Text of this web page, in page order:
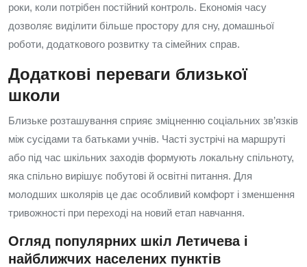
роки, коли потрібен постійний контроль. Економія часу
дозволяє виділити більше простору для сну, домашньої
роботи, додаткового розвитку та сімейних справ.
Додаткові переваги близької
школи
Близьке розташування сприяє зміцненню соціальних зв’язків
між сусідами та батьками учнів. Часті зустрічі на маршруті
або під час шкільних заходів формують локальну спільноту,
яка спільно вирішує побутові й освітні питання. Для
молодших школярів це дає особливий комфорт і зменшення
тривожності при переході на новий етап навчання.
Огляд популярних шкіл Летичева і
найближчих населених пунктів